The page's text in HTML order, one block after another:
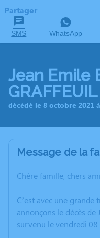
Partager
SMS WhatsApp
Jean Emile
GRAFFEUIL
décédé le 8 octobre 2021
Message de la
Chère famille, chers
C’est avec une grande
annonçons le décès de
survenu le vendredi